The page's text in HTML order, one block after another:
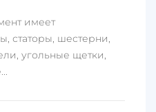
имеет
статоры, шестерни,
угольные щетки,